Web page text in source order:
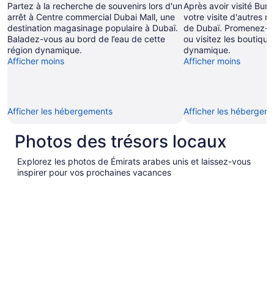
Partez à la recherche de souvenirs lors d'un
arrêt à Centre commercial Dubai Mall, une
destination magasinage populaire à Dubaï.
Baladez-vous au bord de l’eau de cette
région dynamique.
Afficher moins
Afficher les hébergements
Après avoir visité Burj
votre visite d'autres
de Dubaï. Promenez-
ou visitez les
dynamique.
Afficher moins
Afficher les
Photos des trésors locaux
Explorez les photos de Émirats arabes unis et laissez-vous
inspirer pour vos prochaines vacances